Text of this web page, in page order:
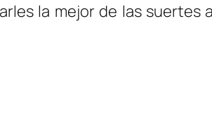
la mejor de las